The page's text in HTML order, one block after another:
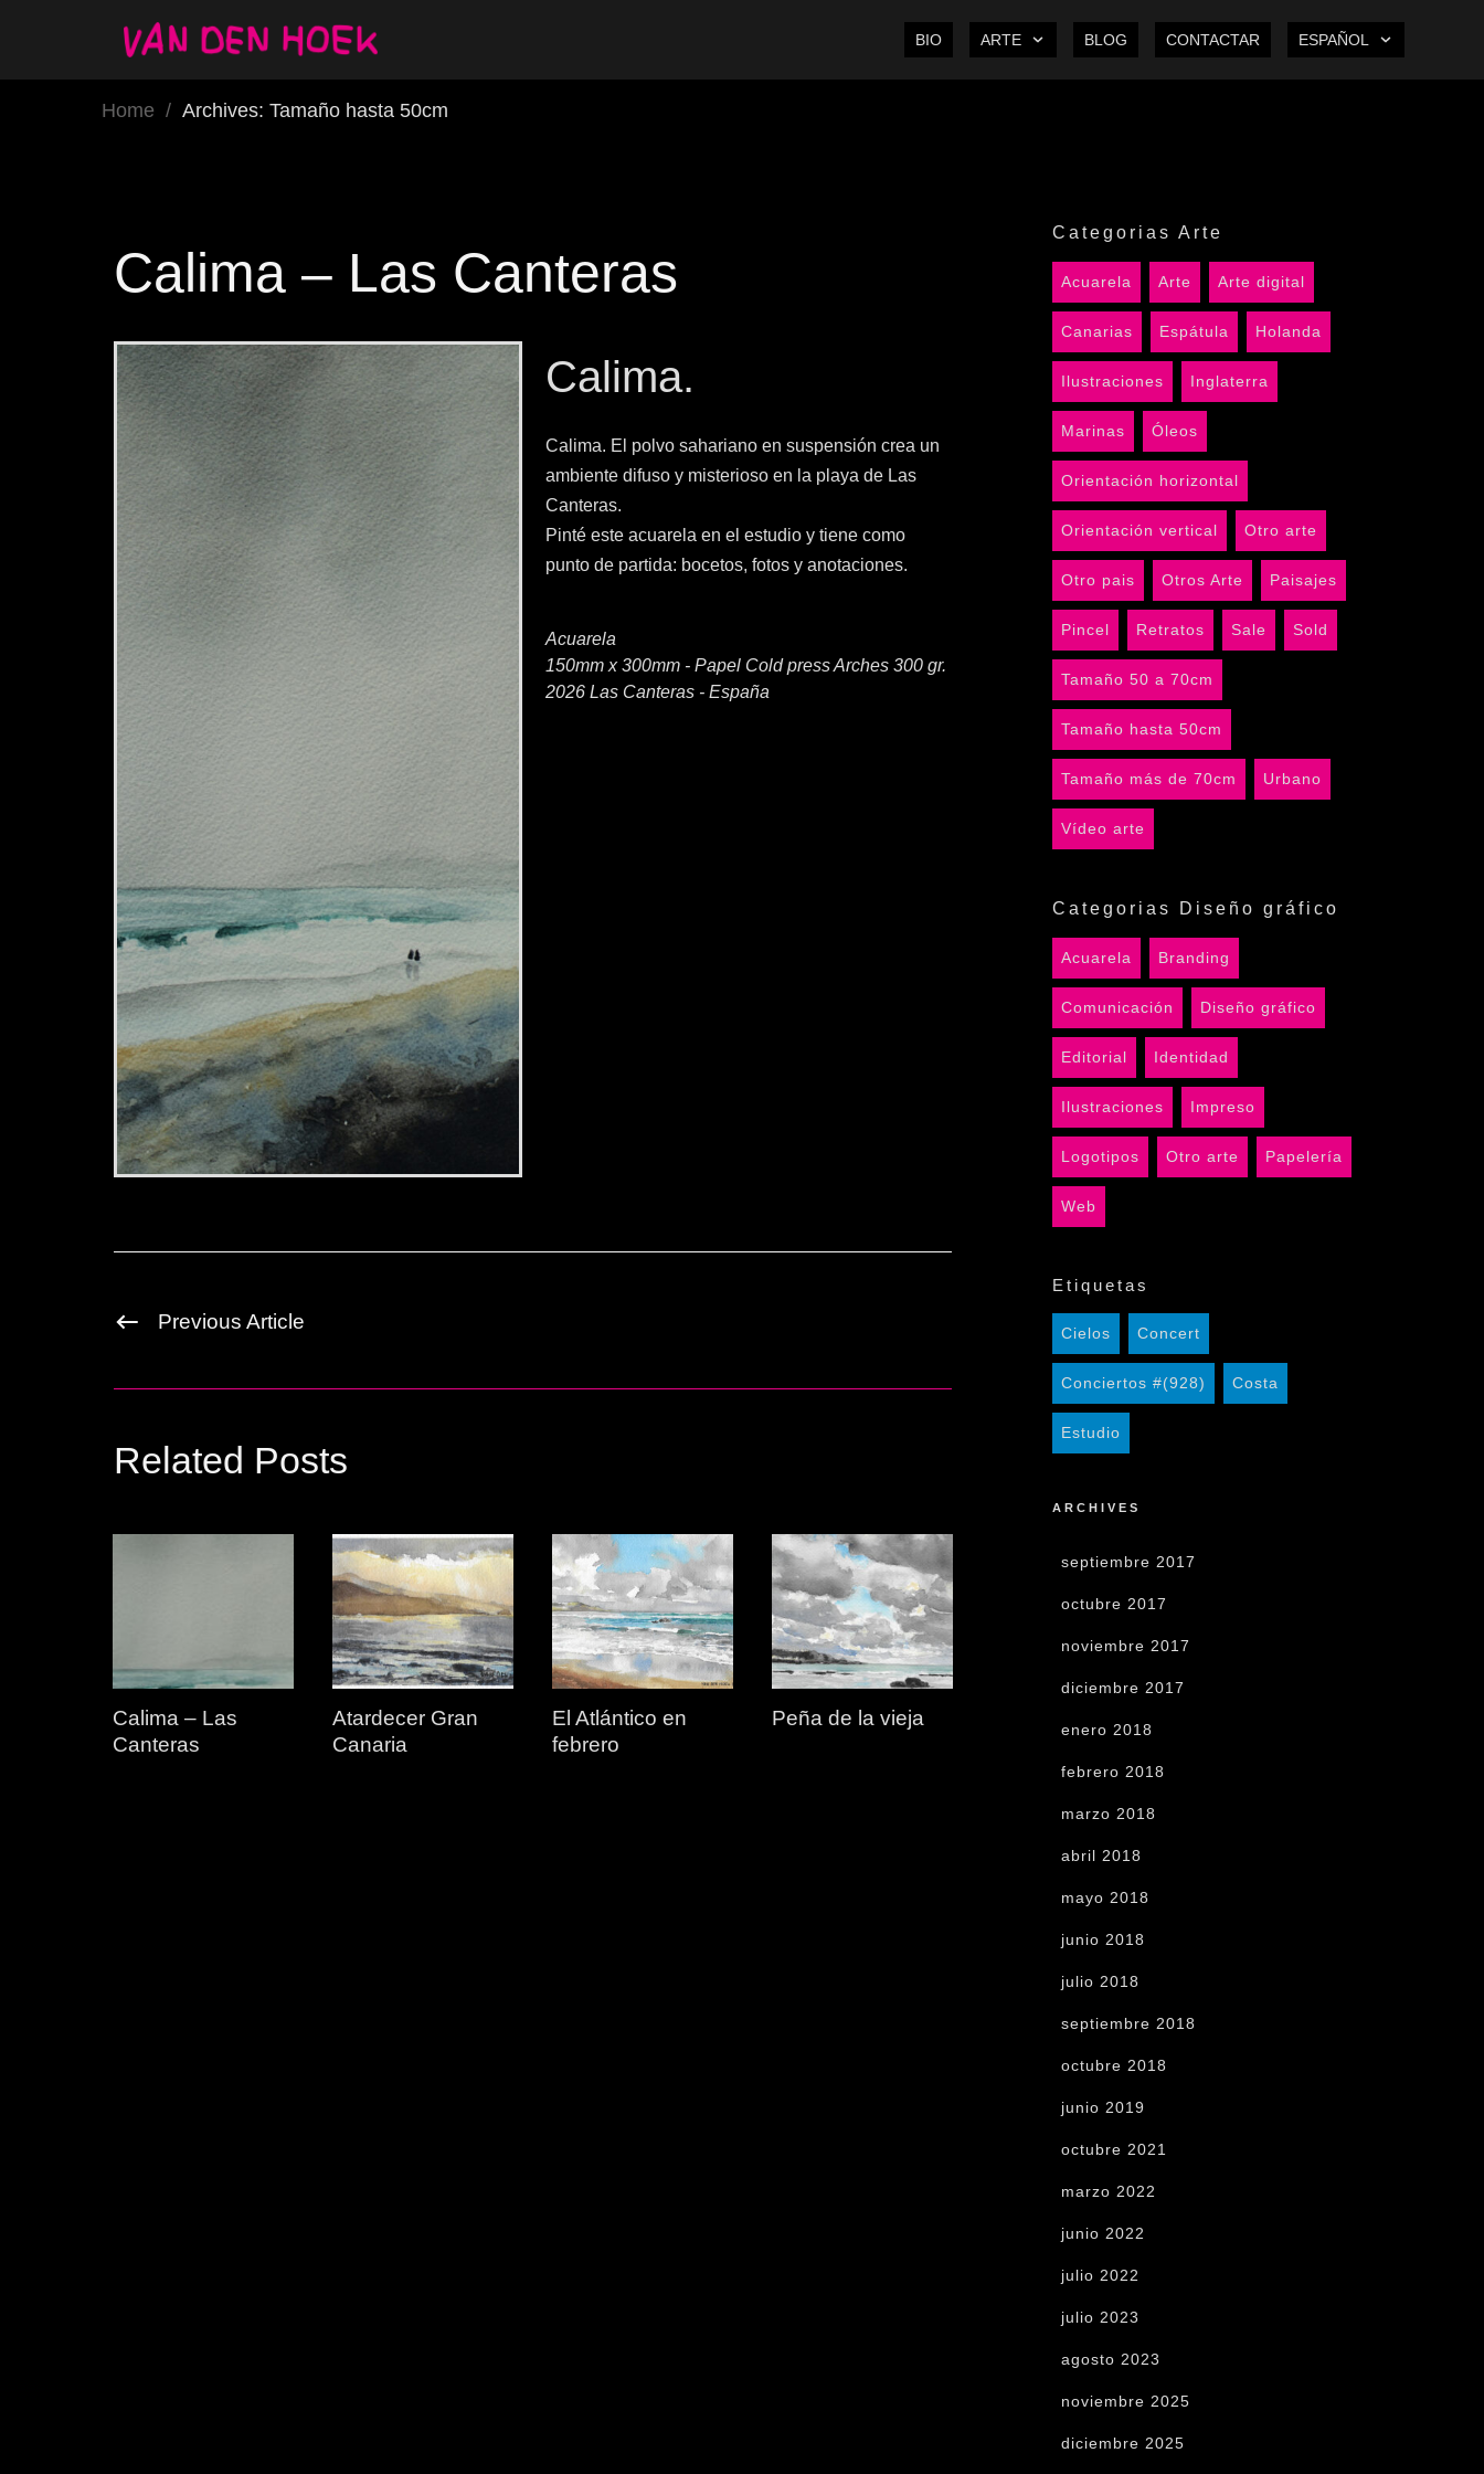
BIO ARTE BLOG CONTACTAR ESPAÑOL
Home / Archives: Tamaño hasta 50cm
Calima – Las Canteras
Calima.
Calima. El polvo sahariano en suspensión crea un
ambiente difuso y misterioso en la playa de Las
Canteras.
Pinté este acuarela en el estudio y tiene como
punto de partida: bocetos, fotos y anotaciones.
Acuarela
150mm x 300mm - Papel Cold press Arches 300 gr.
2026 Las Canteras - España
Previous Article
Related Posts
Calima – Las
Canteras
Atardecer Gran
Canaria
El Atlántico en
febrero
Peña de la vieja
Categorias Arte
Acuarela Arte Arte digital
Canarias Espátula Holanda
Ilustraciones Inglaterra
Marinas Óleos
Orientación horizontal
Orientación vertical Otro arte
Otro pais Otros Arte Paisajes
Pincel Retratos Sale Sold
Tamaño 50 a 70cm
Tamaño hasta 50cm
Tamaño más de 70cm Urbano
Vídeo arte
Categorias Diseño gráfico
Acuarela Branding
Comunicación Diseño gráfico
Editorial Identidad
Ilustraciones Impreso
Logotipos Otro arte Papelería
Web
Etiquetas
Cielos Concert
Conciertos #(928) Costa
Estudio
ARCHIVES
septiembre 2017
octubre 2017
noviembre 2017
diciembre 2017
enero 2018
febrero 2018
marzo 2018
abril 2018
mayo 2018
junio 2018
julio 2018
septiembre 2018
octubre 2018
junio 2019
octubre 2021
marzo 2022
junio 2022
julio 2022
julio 2023
agosto 2023
noviembre 2025
diciembre 2025